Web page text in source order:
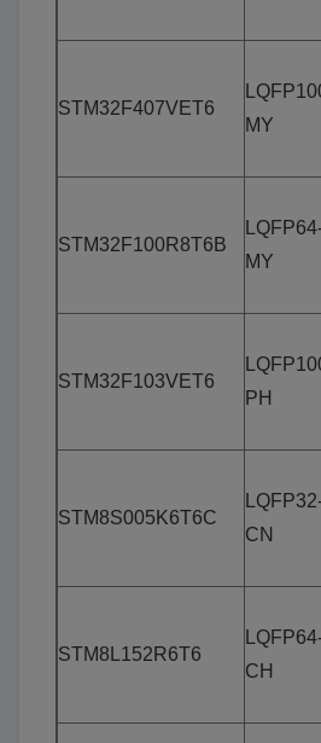
STM32F407VET6
MY
STM32F100R8T6B
MY
STM32F103VET6
PH
STM8S005K6T6C
CN
STM8L152R6T6
CH